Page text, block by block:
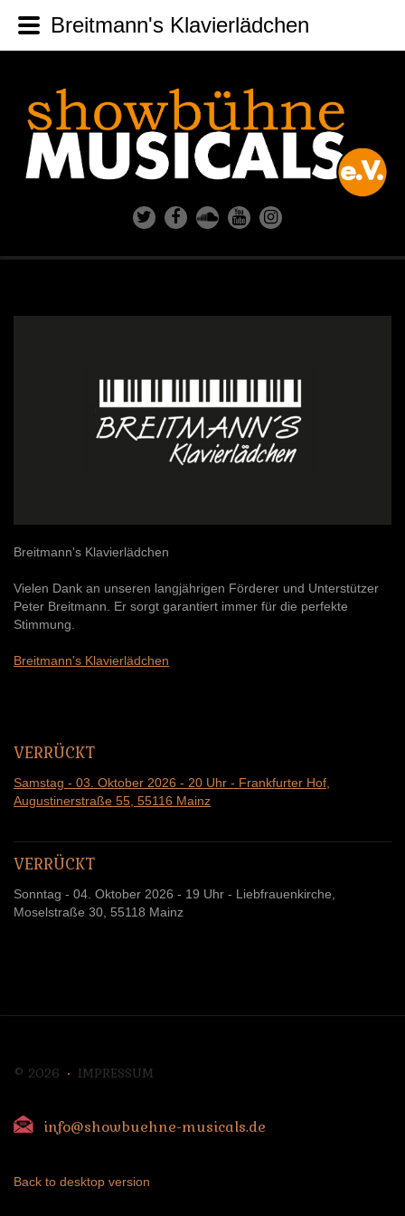
Breitmann's Klavierlädchen
Vielen Dank an unseren langjährigen Förderer und Unterstützer
Peter Breitmann. Er sorgt garantiert immer für die perfekte
Stimmung.
Breitmann's Klavierlädchen
VERRÜCKT
Samstag - 03. Oktober 2026 - 20 Uhr - Frankfurter Hof,
Augustinerstraße 55, 55116 Mainz
VERRÜCKT
Sonntag - 04. Oktober 2026 - 19 Uhr - Liebfrauenkirche,
Moselstraße 30, 55118 Mainz
© 2026 IMPRESSUM
info@showbuehne-musicals.de
Back to desktop version
Breitmann's Klavierlädchen